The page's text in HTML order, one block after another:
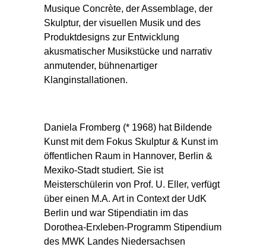
Musique Concrète, der Assemblage, der
Skulptur, der visuellen Musik und des
Produktdesigns zur Entwicklung
akusmatischer Musikstücke und narrativ
anmutender, bühnenartiger
Klanginstallationen.
Daniela Fromberg (* 1968) hat Bildende
Kunst mit dem Fokus Skulptur & Kunst im
öffentlichen Raum in Hannover, Berlin &
Mexiko-Stadt studiert. Sie ist
Meisterschülerin von Prof. U. Eller, verfügt
über einen M.A. Art in Context der UdK
Berlin und war Stipendiatin im das
Dorothea-Erxleben-Programm Stipendium
des MWK Landes Niedersachsen